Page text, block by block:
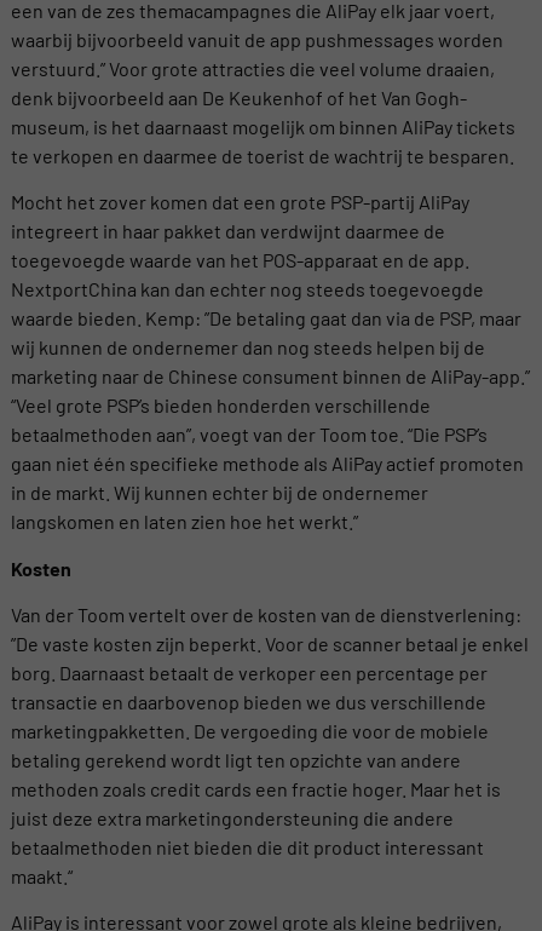
een van de zes themacampagnes die AliPay elk jaar voert,
waarbij bijvoorbeeld vanuit de app pushmessages worden
verstuurd.” Voor grote attracties die veel volume draaien,
denk bijvoorbeeld aan De Keukenhof of het Van Gogh-
museum, is het daarnaast mogelijk om binnen AliPay tickets
te verkopen en daarmee de toerist de wachtrij te besparen.
Mocht het zover komen dat een grote PSP-partij AliPay
integreert in haar pakket dan verdwijnt daarmee de
toegevoegde waarde van het POS-apparaat en de app.
NextportChina kan dan echter nog steeds toegevoegde
waarde bieden. Kemp: ”De betaling gaat dan via de PSP, maar
wij kunnen de ondernemer dan nog steeds helpen bij de
marketing naar de Chinese consument binnen de AliPay-app.”
“Veel grote PSP’s bieden honderden verschillende
betaalmethoden aan”, voegt van der Toom toe. “Die PSP’s
gaan niet één specifieke methode als AliPay actief promoten
in de markt. Wij kunnen echter bij de ondernemer
langskomen en laten zien hoe het werkt.”
Kosten
Van der Toom vertelt over de kosten van de dienstverlening:
”De vaste kosten zijn beperkt. Voor de scanner betaal je enkel
borg. Daarnaast betaalt de verkoper een percentage per
transactie en daarbovenop bieden we dus verschillende
marketingpakketten. De vergoeding die voor de mobiele
betaling gerekend wordt ligt ten opzichte van andere
methoden zoals credit cards een fractie hoger. Maar het is
juist deze extra marketingondersteuning die andere
betaalmethoden niet bieden die dit product interessant
maakt.“
AliPay is interessant voor zowel grote als kleine bedrijven,